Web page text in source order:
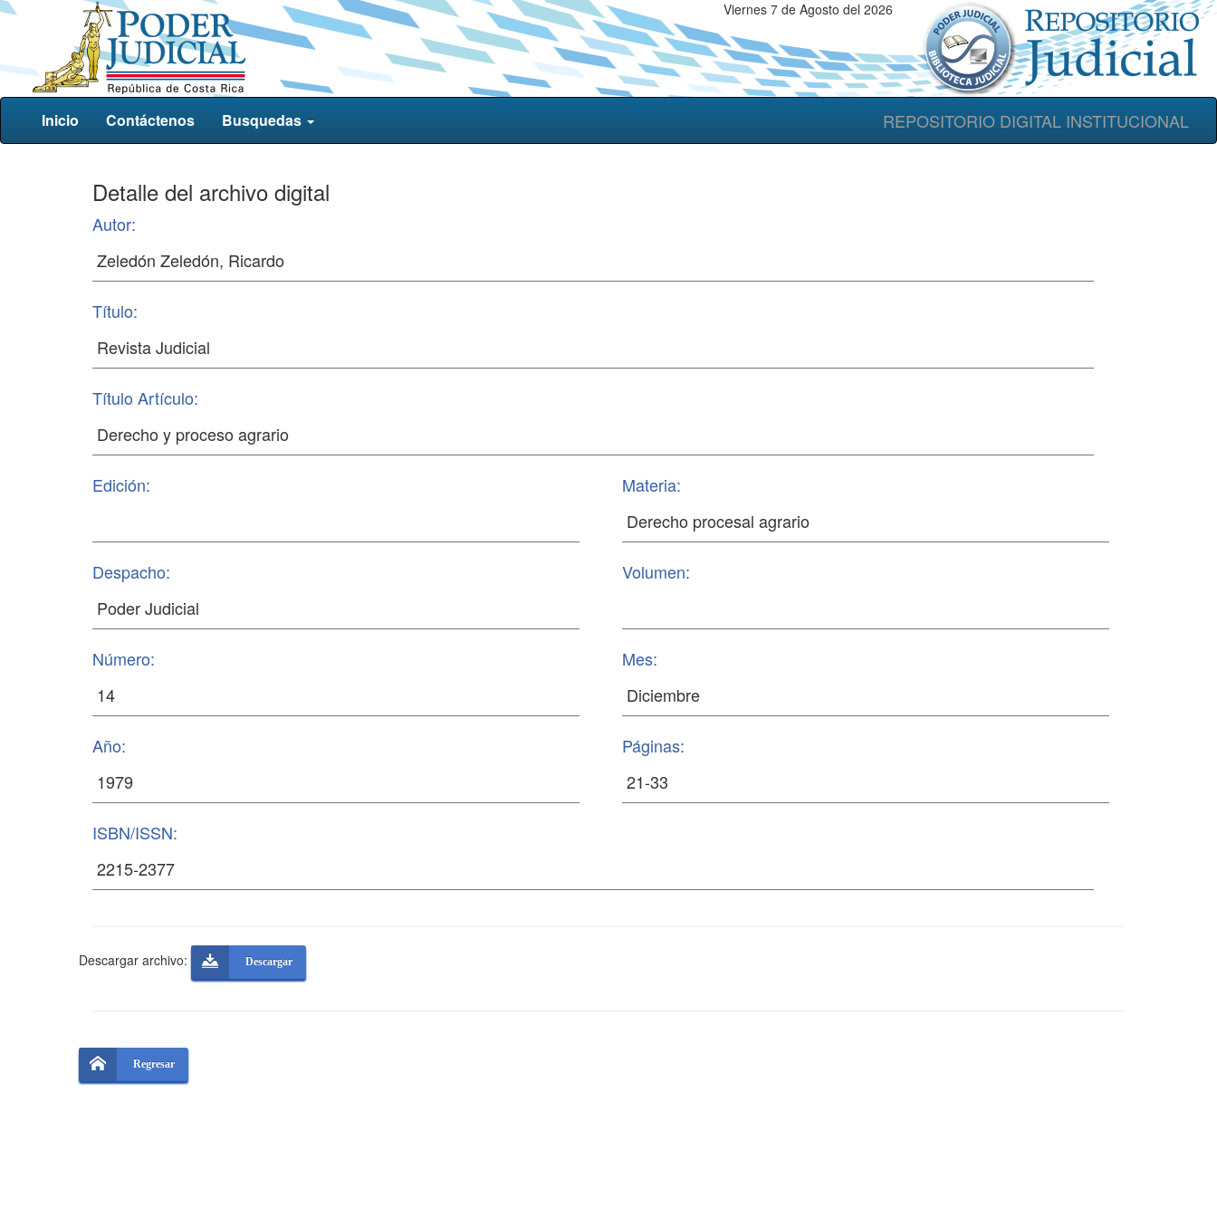
Viernes 7 de Agosto del 2026
REPOSITORIO DIGITAL INSTITUCIONAL
Inicio Contáctenos Busquedas
Detalle del archivo digital
Autor:
Título:
Título Artículo:
Edición: Materia:
Despacho: Volumen:
Número: Mes:
Año: Páginas:
ISBN/ISSN:
Descargar archivo: Descargar
Regresar